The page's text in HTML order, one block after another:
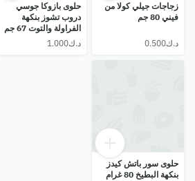
زجاجات جيلي كولا من
فيني 80 جم
حلوى بازوكا جوسي
دروب تشوز بنكهة
الفراولة والتوت 67 جم
⁦د.ك1.000⁩
حلوى سور باتش كيدز
بنكهة البطيخ 80 غرام